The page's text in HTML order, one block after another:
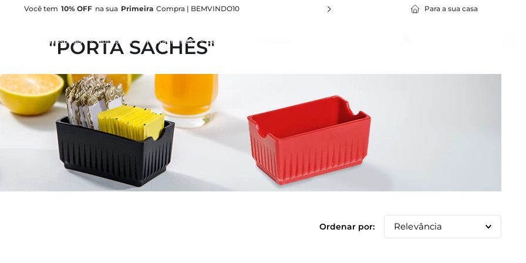
Você tem 10% OFF na sua Primeira Compra | BEMVINDO10 Para a sua casa
Hospitais Hotelarias Restaurantes Bares
PORTA SACHÊS
Relevância
Policarbonato
2
4
Bowl
5º Silicone
6
7º